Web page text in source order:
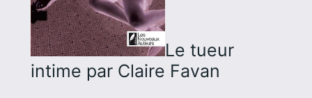
Le tueur
intime par Claire Favan